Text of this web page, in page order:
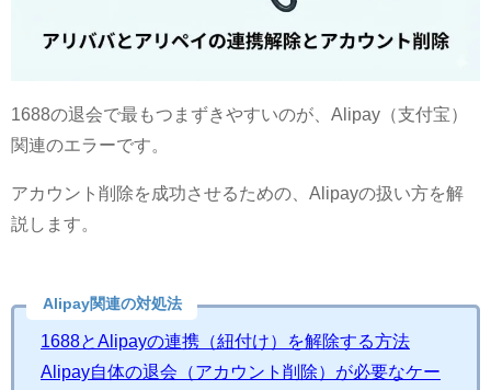
1688の退会で最もつまずきやすいのが、Alipay（支付宝）
関連のエラーです。
アカウント削除を成功させるための、Alipayの扱い方を解
説します。
Alipay関連の対処法
1688とAlipayの連携（紐付け）を解除する方法
Alipay自体の退会（アカウント削除）が必要なケー